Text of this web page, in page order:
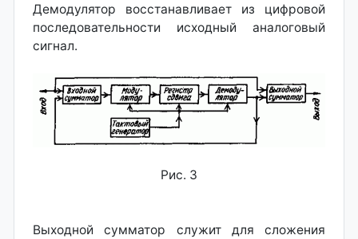
Демодулятор восстанавливает из цифровой
последовательности исходный аналоговый
сигнал.
Рис. 3
Выходной сумматор служит для сложения